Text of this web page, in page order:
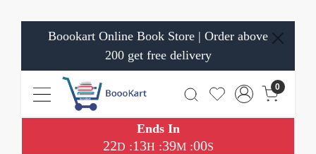
Boookart Online Book Store | Order above
200 get free delivery
0
Ends In
22D :13H :38M:59S